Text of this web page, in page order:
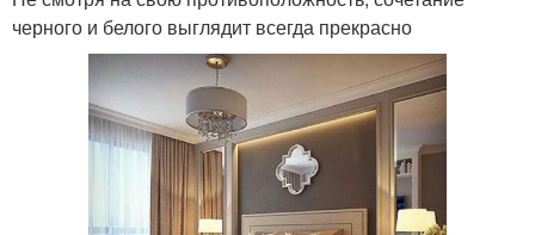
черного и белого выглядит всегда прекрасно